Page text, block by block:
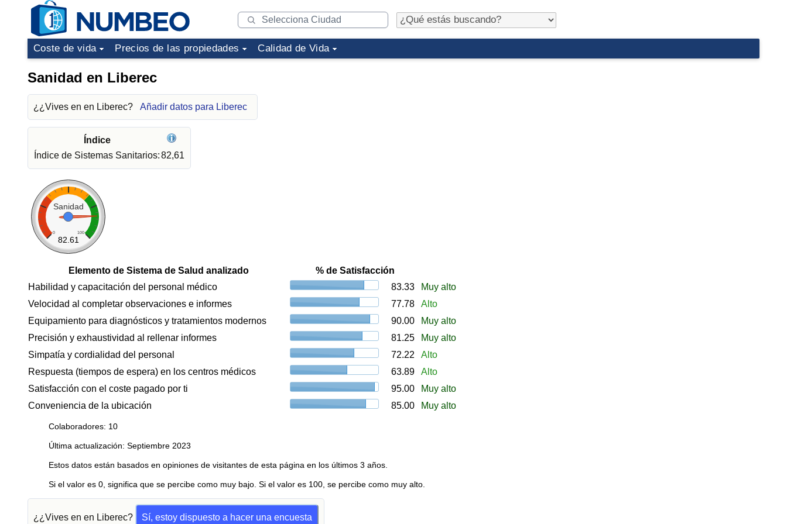
Coste de vida Precios de las propiedades Calidad de Vida
Sanidad en Liberec
¿¿Vives en en Liberec? Añadir datos para Liberec
Índice
Índice de Sistemas Sanitarios:82,61
Sanidad
0 100
82.61
Elemento de Sistema de Salud analizado
% de Satisfacción
Habilidad y capacitación del personal médico
83.33
Muy alto
Velocidad al completar observaciones e informes
77.78
Alto
Equipamiento para diagnósticos y tratamientos modernos
90.00
Muy alto
Precisión y exhaustividad al rellenar informes
81.25
Muy alto
Simpatía y cordialidad del personal
72.22
Alto
Respuesta (tiempos de espera) en los centros médicos
63.89
Alto
Satisfacción con el coste pagado por ti
95.00
Muy alto
Conveniencia de la ubicación
85.00 Muy alto
Colaboradores: 10
Última actualización: Septiembre 2023
Estos datos están basados en opiniones de visitantes de esta página en los últimos 3 años.
Si el valor es 0, significa que se percibe como muy bajo. Si el valor es 100, se percibe como muy alto.
¿¿Vives en en Liberec? Sí, estoy dispuesto a hacer una encuesta